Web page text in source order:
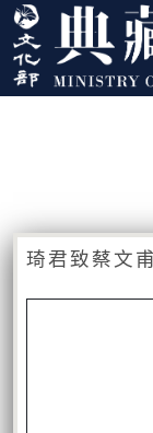
跳到主要內容
:::
琦君致蔡文